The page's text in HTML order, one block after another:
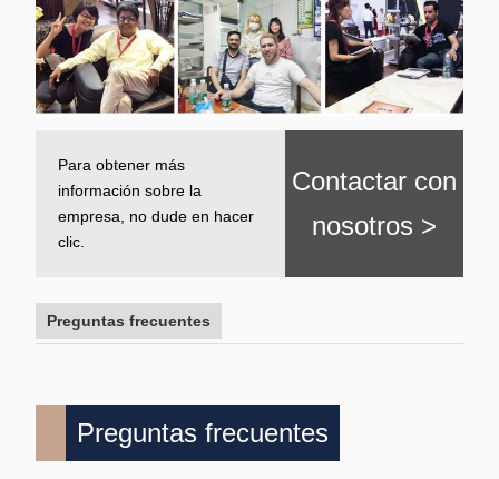
Para obtener más
información sobre la
empresa, no dude en hacer
clic.
Contactar con
nosotros >
Preguntas frecuentes
Preguntas frecuentes